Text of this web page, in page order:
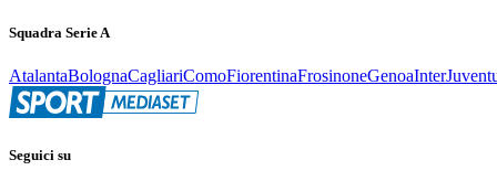
Squadra Serie A
AtalantaBolognaCagliariComoFiorentinaFrosinoneGenoaInter
Seguici su